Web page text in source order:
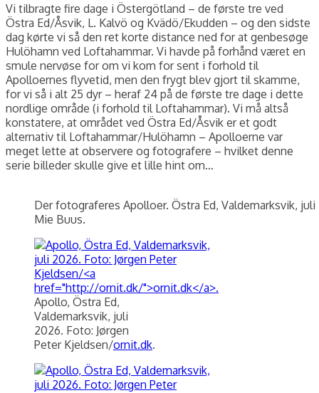
Vi tilbragte fire dage i Östergötland – de første tre ved
Östra Ed/Åsvik, L. Kalvö og Kvädö/Ekudden – og den sidste
dag kørte vi så den ret korte distance ned for at genbesøge
Hulöhamn ved Loftahammar. Vi havde på forhånd været en
smule nervøse for om vi kom for sent i forhold til
Apolloernes flyvetid, men den frygt blev gjort til skamme,
for vi så i alt 25 dyr – heraf 24 på de første tre dage i dette
nordlige område (i forhold til Loftahammar). Vi må altså
konstatere, at området ved Östra Ed/Åsvik er et godt
alternativ til Loftahammar/Hulöhamn – Apolloerne var
meget lette at observere og fotografere – hvilket denne
serie billeder skulle give et lille hint om…
Der fotograferes Apolloer. Östra Ed, Valdemarksvik,
Mie Buus.
Apollo, Östra Ed,
Valdemarksvik, juli
2026. Foto: Jørgen
Peter Kjeldsen/ornit.dk.